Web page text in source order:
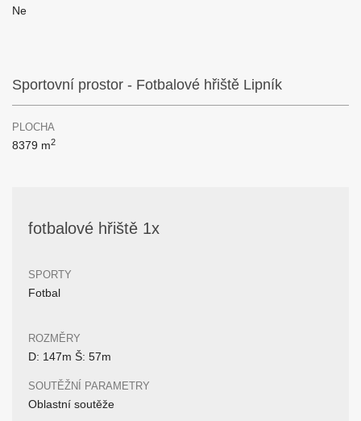
Ne
Sportovní prostor - Fotbalové hřiště Lipník
PLOCHA
8379 m2
fotbalové hřiště 1x
SPORTY
Fotbal
ROZMĚRY
D: 147m Š: 57m
SOUTĚŽNÍ PARAMETRY
Oblastní soutěže